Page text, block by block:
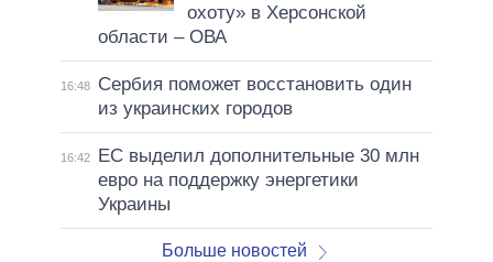
охоту» в Херсонской
области – ОВА
16:48
Сербия поможет восстановить один
из украинских городов
16:42
ЕС выделил дополнительные 30 млн
евро на поддержку энергетики
Украины
Больше новостей